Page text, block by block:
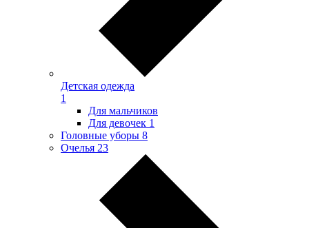
Детская одежда
1
Для мальчиков
Для девочек 1
Головные уборы 8
Очелья 23